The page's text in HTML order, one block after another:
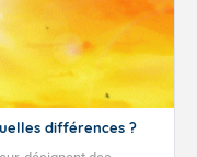
différences ?